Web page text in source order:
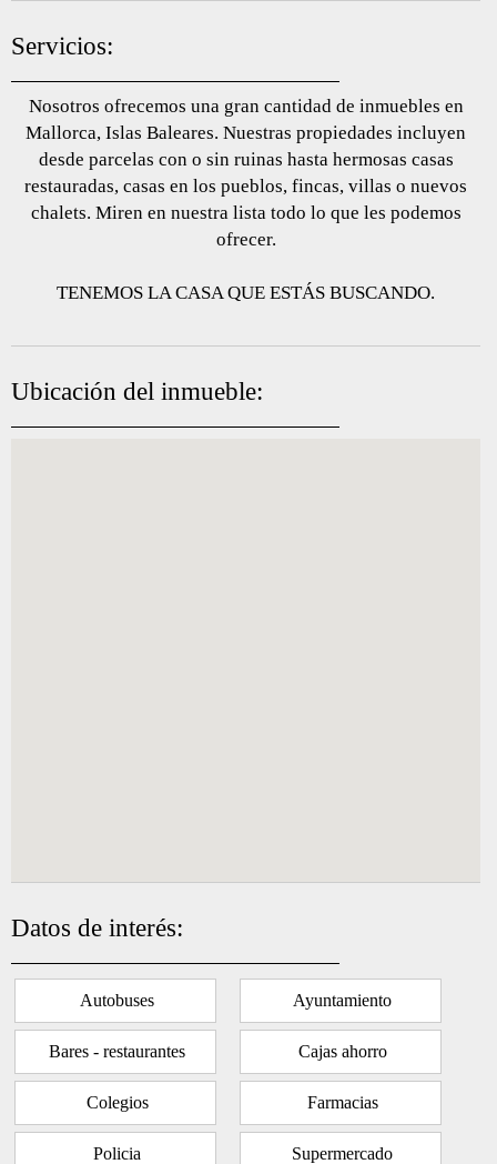
Servicios:
Nosotros ofrecemos una gran cantidad de inmuebles en
Mallorca, Islas Baleares. Nuestras propiedades incluyen
desde parcelas con o sin ruinas hasta hermosas casas
restauradas, casas en los pueblos, fincas, villas o nuevos
chalets. Miren en nuestra lista todo lo que les podemos
ofrecer.
TENEMOS LA CASA QUE ESTÁS BUSCANDO.
Ubicación del inmueble:
Datos de interés:
Autobuses Ayuntamiento
Bares - restaurantes Cajas ahorro
Colegios Farmacias
Policia Supermercado